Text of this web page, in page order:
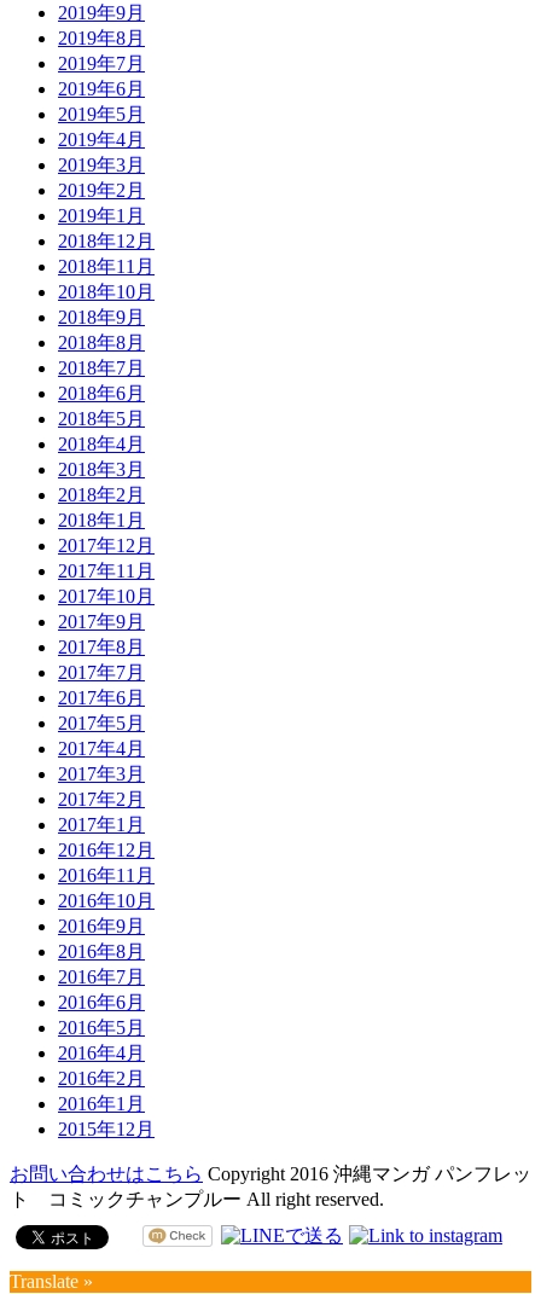
2019年9月
2019年8月
2019年7月
2019年6月
2019年5月
2019年4月
2019年3月
2019年2月
2019年1月
2018年12月
2018年11月
2018年10月
2018年9月
2018年8月
2018年7月
2018年6月
2018年5月
2018年4月
2018年3月
2018年2月
2018年1月
2017年12月
2017年11月
2017年10月
2017年9月
2017年8月
2017年7月
2017年6月
2017年5月
2017年4月
2017年3月
2017年2月
2017年1月
2016年12月
2016年11月
2016年10月
2016年9月
2016年8月
2016年7月
2016年6月
2016年5月
2016年4月
2016年2月
2016年1月
2015年12月
お問い合わせはこちら Copyright 2016 沖縄マンガ パンフレッ
ト コミックチャンプルー All right reserved.
Translate »